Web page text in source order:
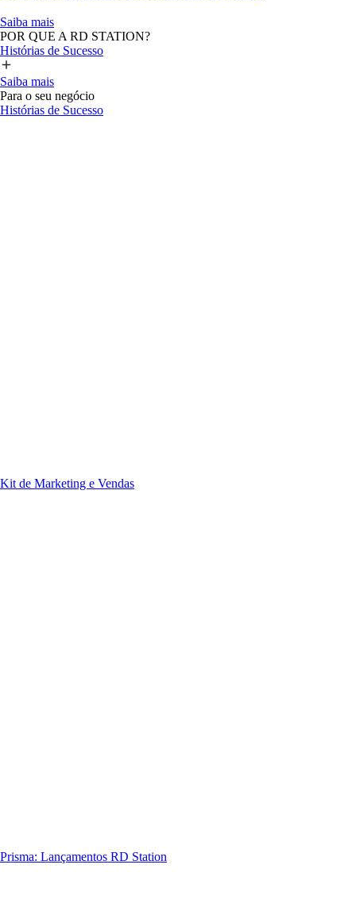
Saiba mais
POR QUE A RD STATION?
Histórias de Sucesso
Saiba mais
Para o seu negócio
Histórias de Sucesso
Kit de Marketing e Vendas
Prisma: Lançamentos RD Station